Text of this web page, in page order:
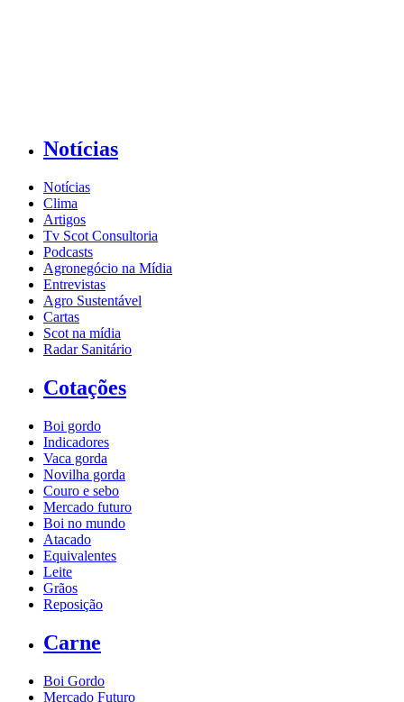
Notícias
Notícias
Clima
Artigos
Tv Scot Consultoria
Podcasts
Agronegócio na Mídia
Entrevistas
Agro Sustentável
Cartas
Scot na mídia
Radar Sanitário
Cotações
Boi gordo
Indicadores
Vaca gorda
Novilha gorda
Couro e sebo
Mercado futuro
Boi no mundo
Atacado
Equivalentes
Leite
Grãos
Reposição
Carne
Boi Gordo
Mercado Futuro